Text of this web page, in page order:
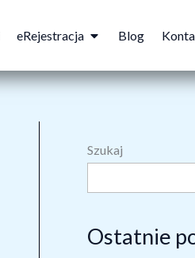
eRejestracja Open eRejestracja
Blog
Szukaj
Ostatnie